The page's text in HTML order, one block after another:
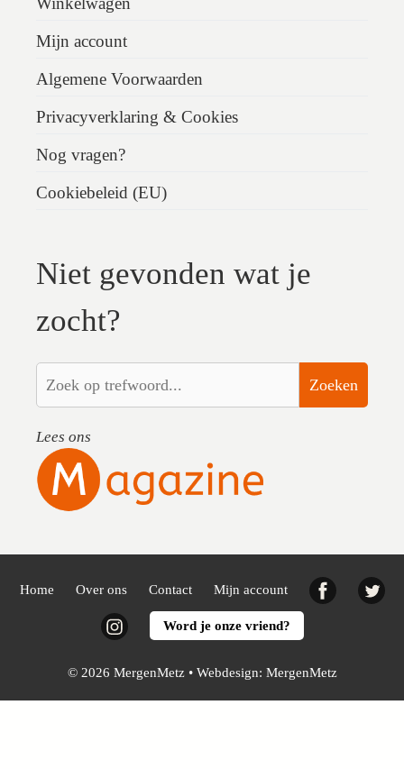
Mijn account
Algemene Voorwaarden
Privacyverklaring & Cookies
Nog vragen?
Cookiebeleid (EU)
Niet gevonden wat je
zocht?
Zoeken
Lees ons
Home Over ons Contact Mijn account Facebook
InstagramWord je onze vriend?
© 2026 MergenMetz • Webdesign: MergenMetz